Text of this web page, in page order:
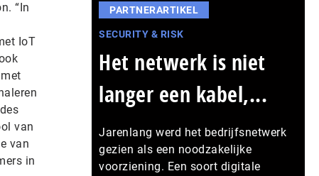
“In
IoT
van
van
in
PARTNERARTIKEL
SECURITY & RISK
Het netwerk is niet
langer een kabel,...
Jarenlang werd het bedrijfsnetwerk
gezien als een noodzakelijke
voorziening. Een soort digitale